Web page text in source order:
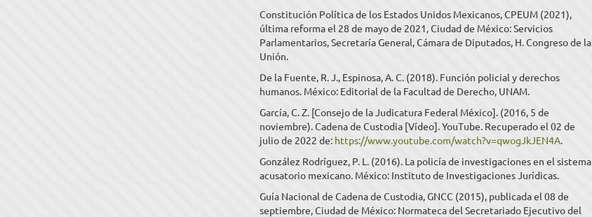
Constitución Política de los Estados Unidos Mexicanos, CPEUM (2021),
última reforma el 28 de mayo de 2021, Ciudad de México: Servicios
Parlamentarios, Secretaría General, Cámara de Diputados, H. Congreso de la
Unión.
De la Fuente, R. J., Espinosa, A. C. (2018). Función policial y derechos
humanos. México: Editorial de la Facultad de Derecho, UNAM.
García, C. Z. [Consejo de la Judicatura Federal México]. (2016, 5 de
noviembre). Cadena de Custodia [Vídeo]. YouTube. Recuperado el 02 de
julio de 2022 de: https://www.youtube.com/watch?v=qwogJkJEN4A.
González Rodríguez, P. L. (2016). La policía de investigaciones en el sistema
acusatorio mexicano. México: Instituto de Investigaciones Jurídicas.
Guía Nacional de Cadena de Custodia, GNCC (2015), publicada el 08 de
septiembre, Ciudad de México: Normateca del Secretariado Ejecutivo del